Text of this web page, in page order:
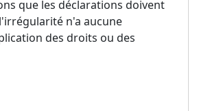
que les déclarations doivent
n'a aucune
des droits ou des